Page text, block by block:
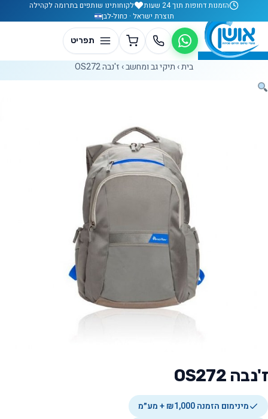
דלג לתוכןהזמנות דחופות תוך 24 שעות
לקוחותינו שותפים בתרומה לקהילה
תוצרת ישראל · כחול-לבן
בית› תיקי גב ומחשב› ז'נבה OS272
ז'נבה OS272
מינימום הזמנה ₪1,000 + מע״מ